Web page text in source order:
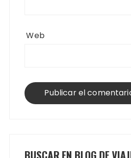
Web
BUSCAR EN BLOG DE